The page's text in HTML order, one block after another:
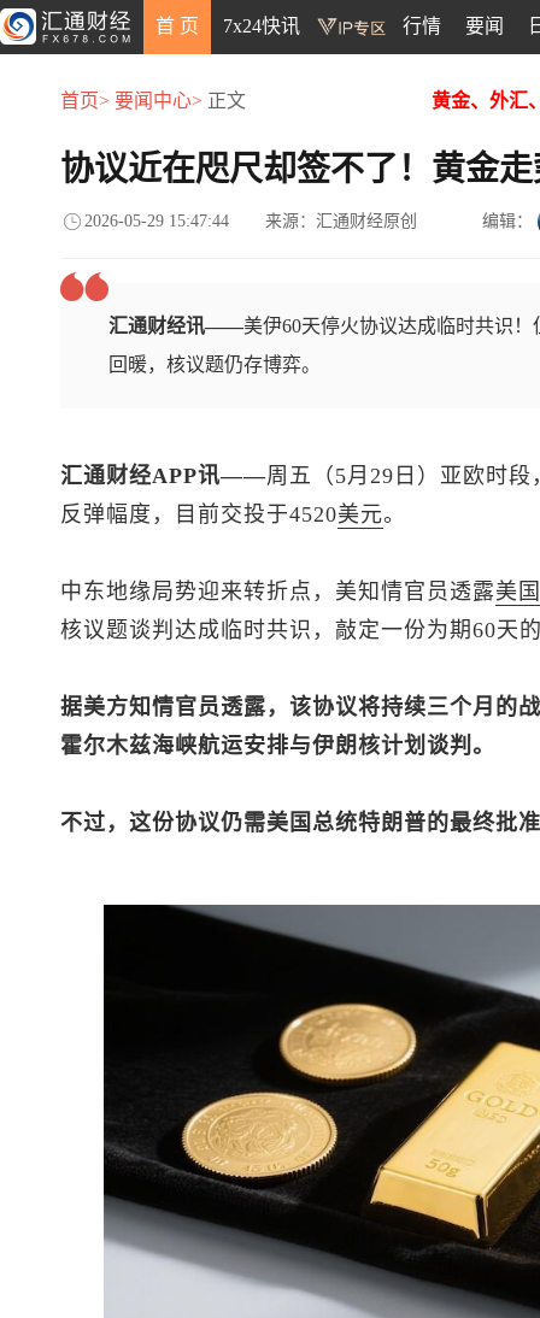
首 页 7x24快讯 行情 要闻
首页> 要闻中心> 正文 黄金、外汇
协议近在咫尺却签不了！黄金
2026-05-29 15:47:44 来源：汇通财经原创 编辑：
汇通财经讯——美伊60天停火协议达成临时共识
回暖，核议题仍存博弈。
汇通财经APP讯——周五（5月29日）亚欧时段
反弹幅度，目前交投于4520美元。
中东地缘局势迎来转折点，美知情官员透露美国
核议题谈判达成临时共识，敲定一份为期60天
据美方知情官员透露，该协议将持续三个月的
霍尔木兹海峡航运安排与伊朗核计划谈判。
不过，这份协议仍需美国总统特朗普的最终批